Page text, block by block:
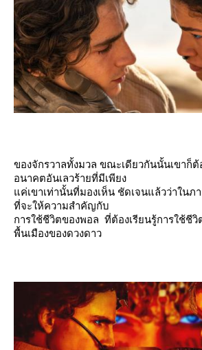
ของจักรวาลทั้งมวล ขณะเดียวกันนั้นเขาก็ต้
อนาคตอันเลวร้ายที่มีเพียง
ค่เขาเท่านั้นที่มองเห็น ชัดเจนแล้วว่าในภา
ที่จะให้ความสำคัญกับ
การใช้ชีวิตของพอล ที่ต้องเรียนรู้การใช้ชี
พื้นเมืองของดวงดาว​​​​​​